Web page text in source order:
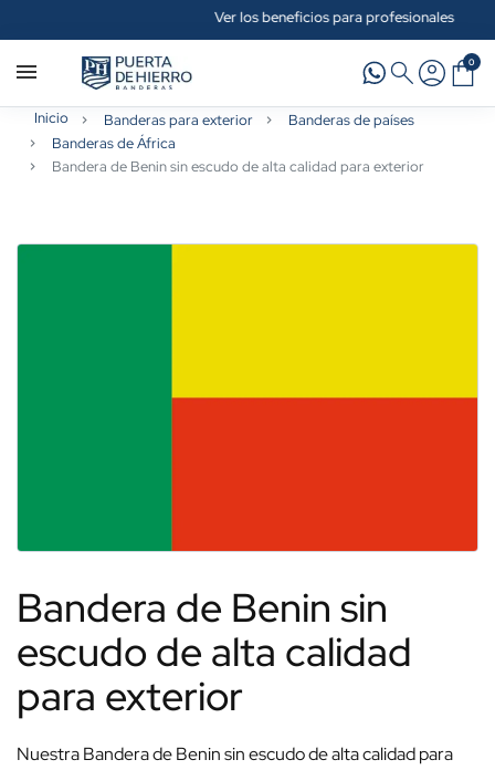
Ver los beneficios para profesionales
0
Inicio Banderas para exterior
Banderas de países
Banderas de África
Bandera de Benin sin escudo de alta calidad para exterior
Bandera de Benin sin
escudo de alta calidad
para exterior
Nuestra Bandera de Benin sin escudo de alta calidad para